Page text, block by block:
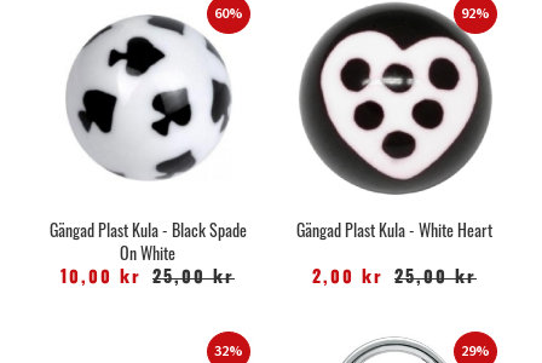
60%
Gängad Plast Kula - Black Spade
On White
10,00 kr 25,00 kr
92%
Gängad Plast Kula - White Heart
2,00 kr 25,00 kr
32% 29%